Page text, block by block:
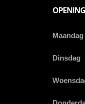
Maandag
Dinsdag